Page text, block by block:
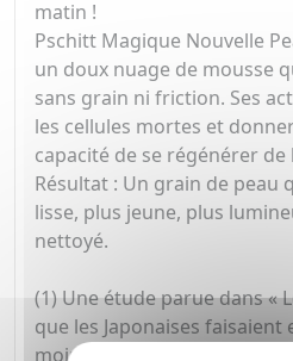
matin !
Pschitt Magique Nouvelle
un doux nuage de mousse
sans grain ni friction. Ses
les cellules mortes et
capacité de se régénérer de
Résultat : Un grain de peau
lisse, plus jeune, plus
nettoyé.
(1) Une étude parue dans «
que les Japonaises faisaient
moins que leur âge. Parmi